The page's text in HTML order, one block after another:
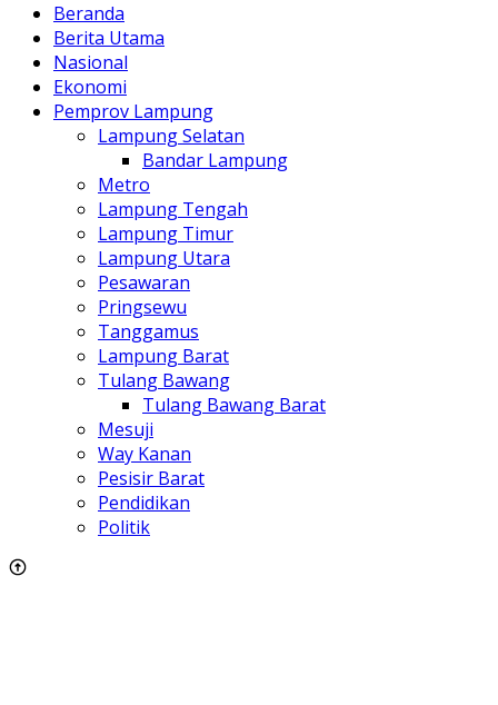
Beranda
Berita Utama
Nasional
Ekonomi
Pemprov Lampung
Lampung Selatan
Bandar Lampung
Metro
Lampung Tengah
Lampung Timur
Lampung Utara
Pesawaran
Pringsewu
Tanggamus
Lampung Barat
Tulang Bawang
Tulang Bawang Barat
Mesuji
Way Kanan
Pesisir Barat
Pendidikan
Politik